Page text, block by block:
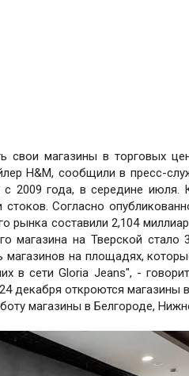
свои магазины в торговых
H&M, сообщили в пресс-
2009 года, в середине июля.
Согласно
рынка составили 2,104
на Тверской стало
на площадях,
в сети Gloria Jeans", -
декабря откроются
магазины в Белгороде,